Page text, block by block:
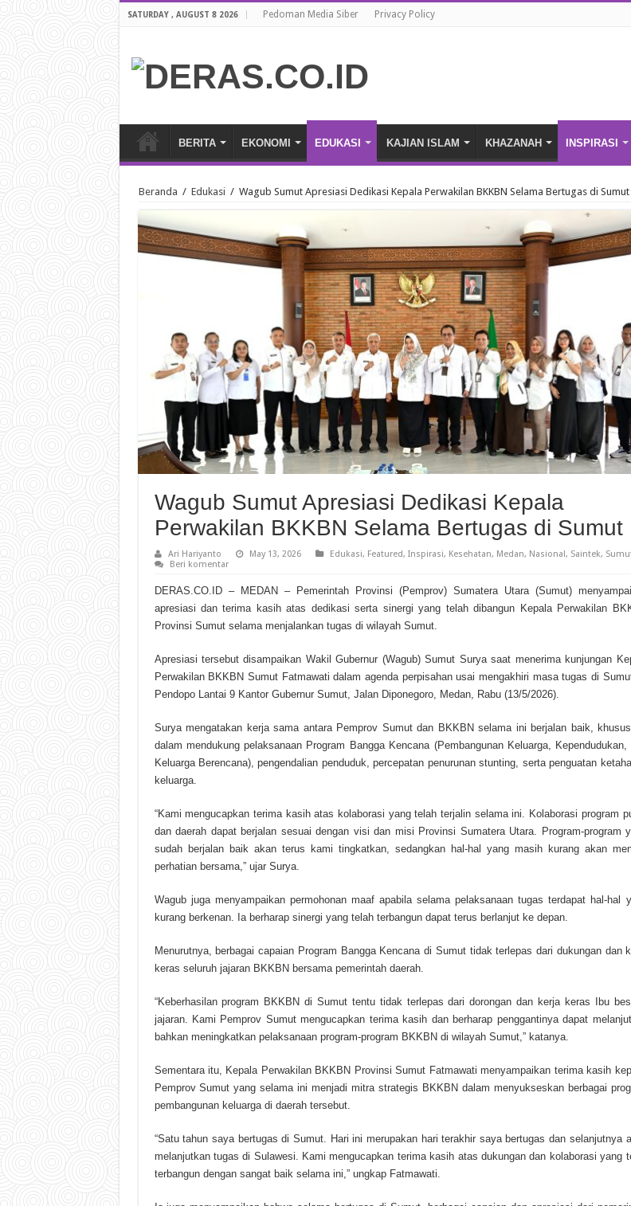
SATURDAY , AUGUST 8 2026 Pedoman Media Siber Privacy Policy
BERITA EKONOMI EDUKASI KAJIAN ISLAM KHAZANAH INSPIRASI
Beranda / Edukasi / Wagub Sumut Apresiasi Dedikasi Kepala Perwakilan BKKBN Selama Bertugas di Sumut
Wagub Sumut Apresiasi Dedikasi Kepala
Perwakilan BKKBN Selama Bertugas di Sumut
Ari Hariyanto May 13, 2026 Edukasi, Featured, Inspirasi, Kesehatan, Medan, Nasional , Saintek,
Beri komentar
DERAS.CO.ID – MEDAN – Pemerintah Provinsi (Pemprov) Sumatera Utara (Sumut)
apresiasi dan terima kasih atas dedikasi serta sinergi yang telah dibangun Kepala Perwakilan
Provinsi Sumut selama menjalankan tugas di wilayah Sumut.
Apresiasi tersebut disampaikan Wakil Gubernur (Wagub) Sumut Surya saat menerima kunjungan
Perwakilan BKKBN Sumut Fatmawati dalam agenda perpisahan usai mengakhiri masa tugas di
Pendopo Lantai 9 Kantor Gubernur Sumut, Jalan Diponegoro, Medan, Rabu (13/5/2026).
Surya mengatakan kerja sama antara Pemprov Sumut dan BKKBN selama ini berjalan baik,
dalam mendukung pelaksanaan Program Bangga Kencana (Pembangunan Keluarga, Kependudukan,
Keluarga Berencana), pengendalian penduduk, percepatan penurunan stunting, serta penguatan
keluarga.
“Kami mengucapkan terima kasih atas kolaborasi yang telah terjalin selama ini. Kolaborasi program
dan daerah dapat berjalan sesuai dengan visi dan misi Provinsi Sumatera Utara. Program-program
sudah berjalan baik akan terus kami tingkatkan, sedangkan hal-hal yang masih kurang akan
perhatian bersama,” ujar Surya.
Wagub juga menyampaikan permohonan maaf apabila selama pelaksanaan tugas terdapat hal-hal
kurang berkenan. Ia berharap sinergi yang telah terbangun dapat terus berlanjut ke depan.
Menurutnya, berbagai capaian Program Bangga Kencana di Sumut tidak terlepas dari dukungan dan
keras seluruh jajaran BKKBN bersama pemerintah daerah.
“Keberhasilan program BKKBN di Sumut tentu tidak terlepas dari dorongan dan kerja keras Ibu
jajaran. Kami Pemprov Sumut mengucapkan terima kasih dan berharap penggantinya dapat
bahkan meningkatkan pelaksanaan program-program BKKBN di wilayah Sumut,” katanya.
Sementara itu, Kepala Perwakilan BKKBN Provinsi Sumut Fatmawati menyampaikan terima kasih
Pemprov Sumut yang selama ini menjadi mitra strategis BKKBN dalam menyukseskan berbagai
pembangunan keluarga di daerah tersebut.
“Satu tahun saya bertugas di Sumut. Hari ini merupakan hari terakhir saya bertugas dan selanjutnya
melanjutkan tugas di Sulawesi. Kami mengucapkan terima kasih atas dukungan dan kolaborasi yang
terbangun dengan sangat baik selama ini,” ungkap Fatmawati.